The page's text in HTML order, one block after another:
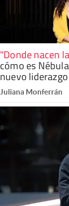
"Donde nacen
cómo es
nuevo
Juliana Monferrán